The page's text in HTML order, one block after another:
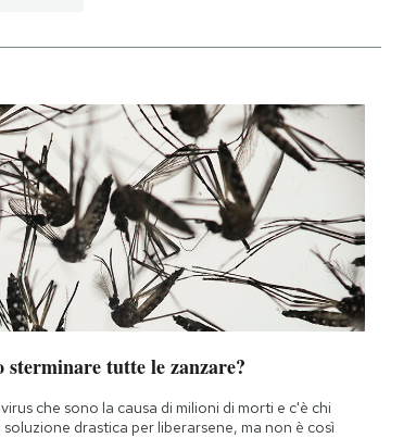
sterminare tutte le zanzare?
che sono la causa di milioni di morti e c'è chi
drastica per liberarsene, ma non è così